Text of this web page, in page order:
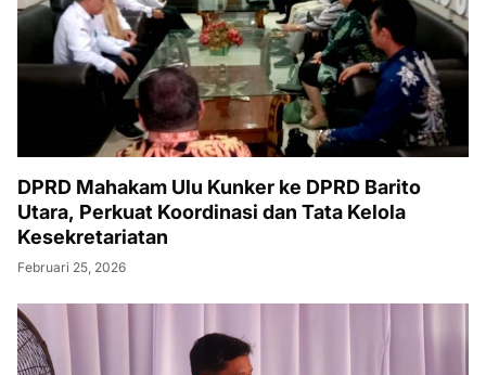
DPRD Mahakam Ulu Kunker ke DPRD Barito
Utara, Perkuat Koordinasi dan Tata Kelola
Kesekretariatan
Februari 25, 2026